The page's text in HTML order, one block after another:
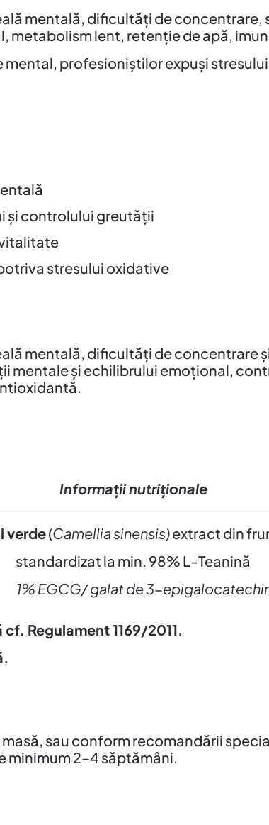
mentală, dificultăți de
metabolism lent, retenție de apă,
profesioniștilor expuși
și controlului greutății
stresului oxidative
mentală, dificultăți de concentrare
mentale și echilibrului emoțional,
Informații nutriționale
verde(Camellia sinensis)extract din
standardizat la min. 98% L-Teanină
EGCG/ galat de 3-
cf. Regulament 1169/2011.
.
masă, sau conform recomandării
minimum 2–4 săptămâni.